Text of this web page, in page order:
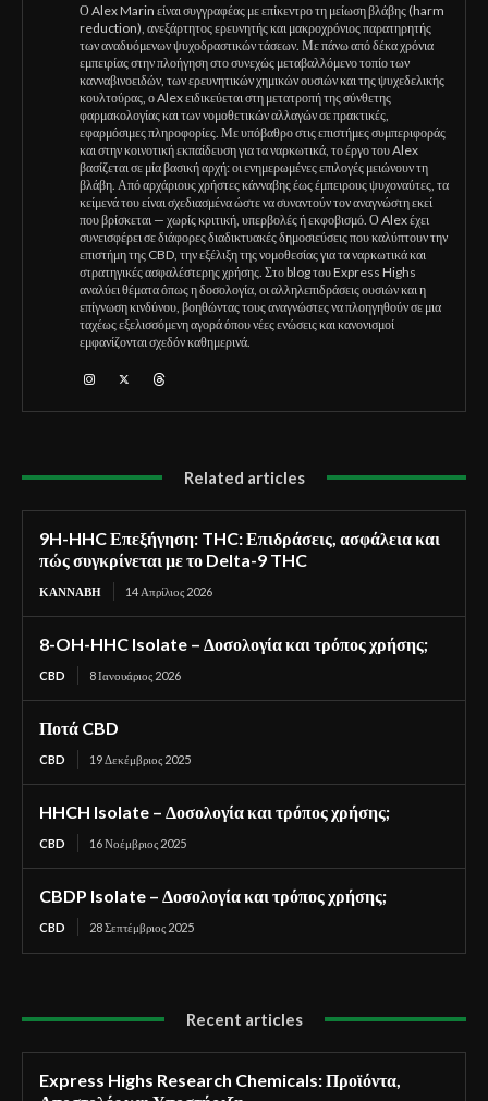
Ο Alex Marin είναι συγγραφέας με επίκεντρο τη μείωση βλάβης (harm
reduction), ανεξάρτητος ερευνητής και μακροχρόνιος παρατηρητής
των αναδυόμενων ψυχοδραστικών τάσεων. Με πάνω από δέκα χρόνια
εμπειρίας στην πλοήγηση στο συνεχώς μεταβαλλόμενο τοπίο των
κανναβινοειδών, των ερευνητικών χημικών ουσιών και της ψυχεδελικής
κουλτούρας, ο Alex ειδικεύεται στη μετατροπή της σύνθετης
φαρμακολογίας και των νομοθετικών αλλαγών σε πρακτικές,
εφαρμόσιμες πληροφορίες. Με υπόβαθρο στις επιστήμες συμπεριφοράς
και στην κοινοτική εκπαίδευση για τα ναρκωτικά, το έργο του Alex
βασίζεται σε μία βασική αρχή: οι ενημερωμένες επιλογές μειώνουν τη
βλάβη. Από αρχάριους χρήστες κάνναβης έως έμπειρους ψυχοναύτες, τα
κείμενά του είναι σχεδιασμένα ώστε να συναντούν τον αναγνώστη εκεί
που βρίσκεται — χωρίς κριτική, υπερβολές ή εκφοβισμό. Ο Alex έχει
συνεισφέρει σε διάφορες διαδικτυακές δημοσιεύσεις που καλύπτουν την
επιστήμη της CBD, την εξέλιξη της νομοθεσίας για τα ναρκωτικά και
στρατηγικές ασφαλέστερης χρήσης. Στο blog του Express Highs
αναλύει θέματα όπως η δοσολογία, οι αλληλεπιδράσεις ουσιών και η
επίγνωση κινδύνου, βοηθώντας τους αναγνώστες να πλοηγηθούν σε μια
ταχέως εξελισσόμενη αγορά όπου νέες ενώσεις και κανονισμοί
εμφανίζονται σχεδόν καθημερινά.
Related articles
9H-HHC Επεξήγηση: THC: Επιδράσεις, ασφάλεια και
πώς συγκρίνεται με το Delta-9 THC
ΚΆΝΝΑΒΗ 14 Απρίλιος 2026
8-OH-HHC Isolate – Δοσολογία και τρόπος χρήσης;
CBD 8 Ιανουάριος 2026
Ποτά CBD
CBD 19 Δεκέμβριος 2025
HHCH Isolate – Δοσολογία και τρόπος χρήσης;
CBD 16 Νοέμβριος 2025
CBDP Isolate – Δοσολογία και τρόπος χρήσης;
CBD 28 Σεπτέμβριος 2025
Recent articles
Express Highs Research Chemicals: Προϊόντα,